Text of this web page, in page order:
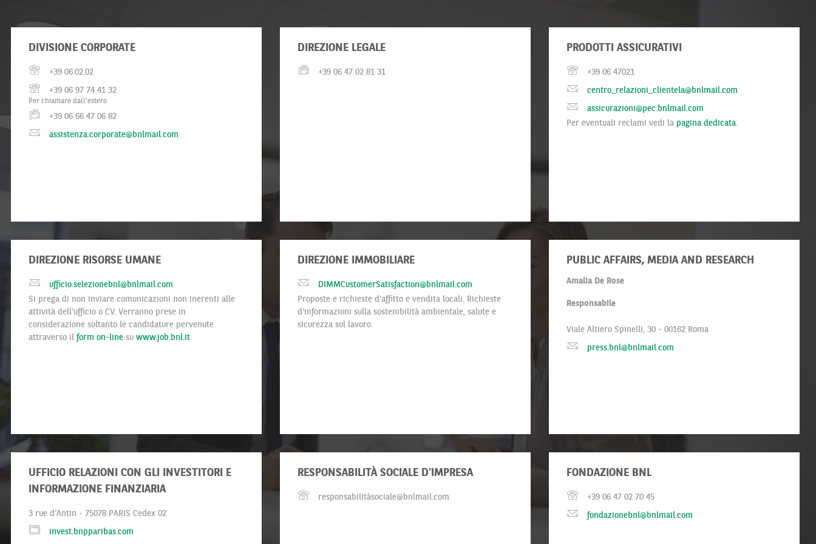
DIVISIONE CORPORATE
+39 06.02.02
+39 06 97 74 41 32
Per chiamare dall'estero
+39 06 66 47 06 82
assistenza.corporate@bnlmail.com
DIREZIONE LEGALE
+39 06 47 02 81 31
PRODOTTI ASSICURATIVI
+39 06 47021
centro_relazioni_clientela@bnlmail.com
assicurazioni@pec.bnlmail.com
Per eventuali reclami vedi la pagina dedicata
DIREZIONE RISORSE UMANE
ufficio.selezionebnl@bnlmail.com
Si prega di non inviare comunicazioni non inerenti alle
attività dell'ufficio o CV. Verranno prese in
considerazione soltanto le candidature pervenute
attraverso ilform on-line suwww.job.bnl.it
DIREZIONE IMMOBILIARE
DIMMCustomerSatisfaction@bnlmail.com
Proposte e richieste d'affitto e vendita locali. Richieste
d'informazioni sulla sostenibilità ambientale, salute e
sicurezza sul lavoro.
PUBLIC AFFAIRS, MEDIA AND RESEARCH
Amalia De Rose
Responsabile
Viale Altiero Spinelli, 30 - 00162 Roma
press.bnl@bnlmail.com
UFFICIO RELAZIONI CON GLI INVESTITORI E
INFORMAZIONE FINANZIARIA
3 rue d'Antin - 75078 PARIS Cedex 02
invest.bnpparibas.com
RESPONSABILITÀ SOCIALE D'IMPRESA
responsabilitàsociale@bnlmail.com
FONDAZIONE BNL
+39 06 47 02 70 45
fondazionebnl@bnlmail.com